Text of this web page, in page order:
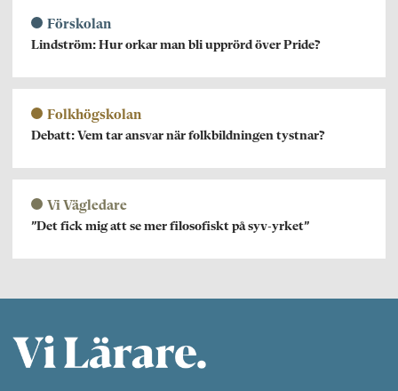
Förskolan
Lindström: Hur orkar man bli upprörd över Pride?
Folkhögskolan
Debatt: Vem tar ansvar när folkbildningen tystnar?
Vi Vägledare
”Det fick mig att se mer filosofiskt på syv-yrket”